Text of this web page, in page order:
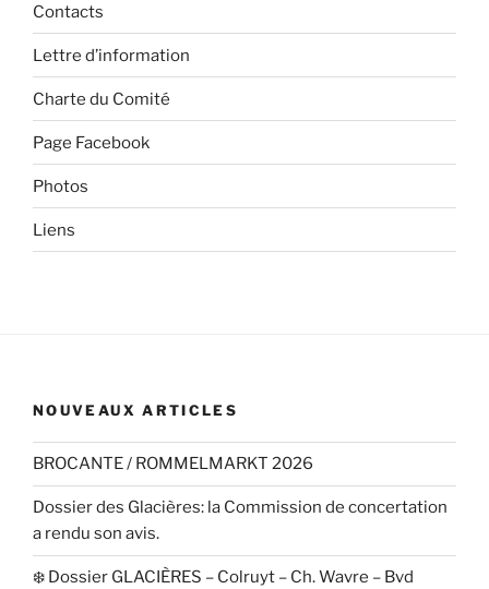
Contacts
Lettre d’information
Charte du Comité
Page Facebook
Photos
Liens
NOUVEAUX ARTICLES
BROCANTE / ROMMELMARKT 2026
Dossier des Glacières: la Commission de concertation
a rendu son avis.
❄️ Dossier GLACIÈRES – Colruyt – Ch. Wavre – Bvd